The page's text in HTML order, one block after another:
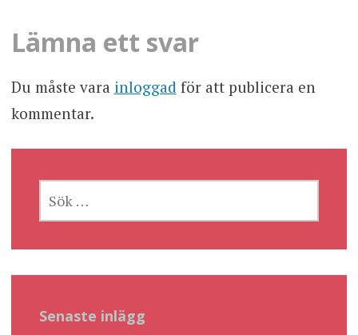
Lämna ett svar
Du måste vara inloggad för att publicera en
kommentar.
EFTER:
Senaste inlägg